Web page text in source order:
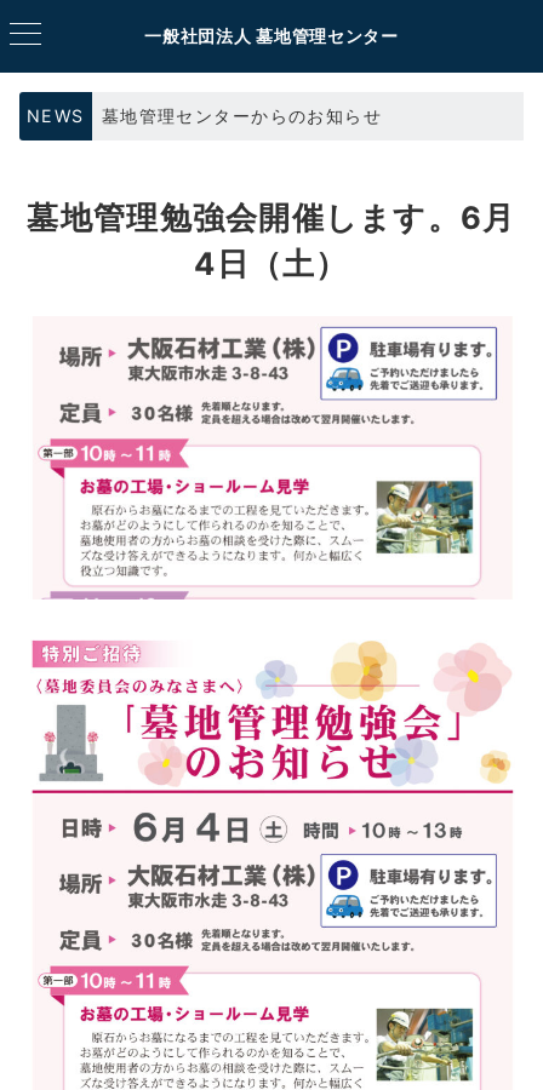
一般社団法人 墓地管理センター
NEWS 墓地管理センターからのお知らせ
墓地管理勉強会開催します。6月
4日（土）